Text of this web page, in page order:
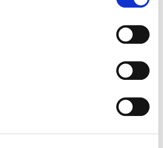
déroulera en langue